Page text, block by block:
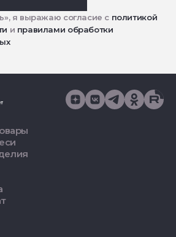
я выражаю согласие с политикой
и правилами обработки